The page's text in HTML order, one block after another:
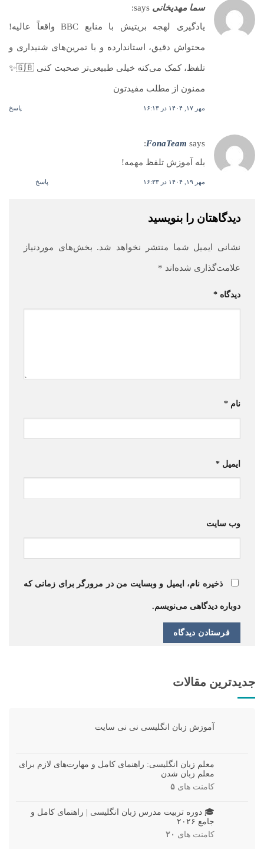
جدیدترین مقالات
آموزش زبان انگلیسی نی نی سایت
معلم زبان انگلیسی: راهنمای کامل و مهارت‌های لازم برای
معلم زبان شدن
کامنت های ۵
🎓 دوره تربیت مدرس زبان انگلیسی | راهنمای کامل و
جامع ۲۰۲۶
کامنت های ۲۰
سما مهدیخانی says:
یادگیری لهجه بریتیش با منابع BBC واقعاً عالیه!
محتواش دقیق، استاندارده و با تمرین‌های شنیداری و
تلفظ، کمک می‌کنه خیلی طبیعی‌تر صحبت کنی 🇬🇧✨
ممنون از مطلب مفیدتون
مهر ۱۷, ۱۴۰۴ در ۱۶:۱۳ پاسخ
FonaTeam says:
بله آموزش تلفظ مهمه!
مهر ۱۹, ۱۴۰۴ در ۱۶:۳۳ پاسخ
دیدگاهتان را بنویسید
نشانی ایمیل شما منتشر نخواهد شد. بخش‌های موردنیاز
علامت‌گذاری شده‌اند *
دیدگاه *
نام *
ایمیل *
وب‌ سایت
ذخیره نام، ایمیل و وبسایت من در مرورگر برای زمانی که
دوباره دیدگاهی می‌نویسم.